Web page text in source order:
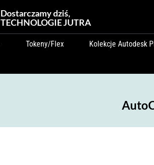
Dostarczamy dziś,
TECHNOLOGIE JUTRA
Tokeny/Flex Kolekcje Autodesk